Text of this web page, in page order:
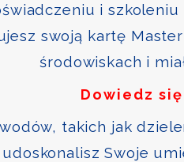
i
swoją kartę
środowiskach i
Dowiedz
takich jak
Swoje